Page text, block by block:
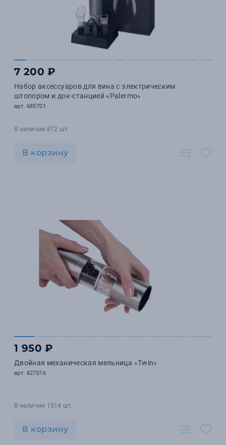
7 200 ₽
Набор аксессуаров для вина с электрическим
штопором и док-станцией «Palermo»
арт. 685701
В наличии 872 шт.
В корзину
1 950 ₽
Двойная механическая мельница «Twin»
арт. 627016
В наличии 1514 шт.
В корзину